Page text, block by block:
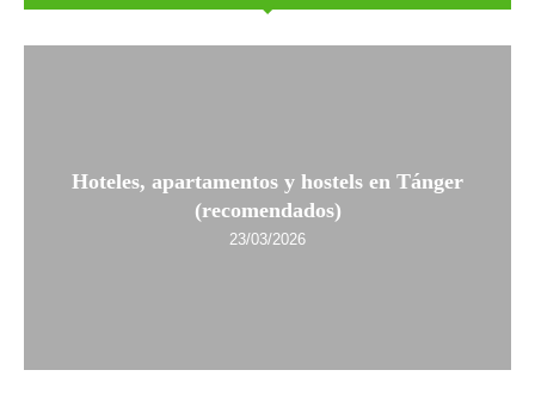
Hoteles, apartamentos y hostels en Tánger
(recomendados)
23/03/2026